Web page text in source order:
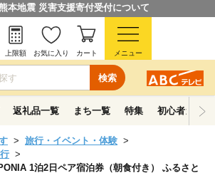
本地震 災害支援寄付受付について
検索
上限額 お気に入り カート メニュー
返礼品一覧 まち一覧 特集 初心者ガイド
旅行・イベント・体験
1泊2日ペア宿泊券（朝食付き） ふるさと